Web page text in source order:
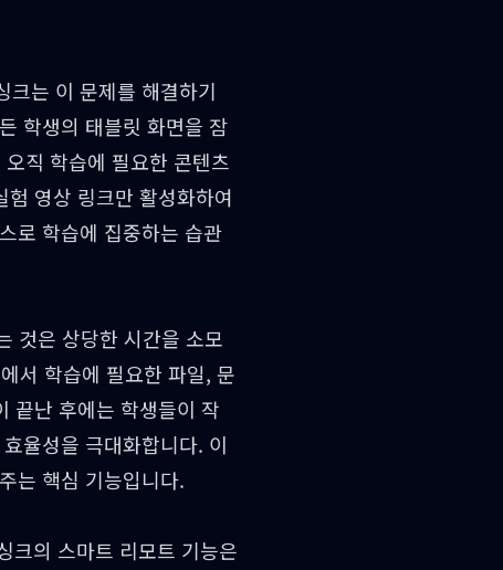
크는 이 문제를 해결하기
학생의 태블릿 화면을 잠
직 학습에 필요한 콘텐츠
영상 링크만 활성화하여
로 학습에 집중하는 습관
것은 상당한 시간을 소모
서 학습에 필요한 파일, 문
끝난 후에는 학생들이 작
율성을 극대화합니다. 이
는 핵심 기능입니다.
크의 스마트 리모트 기능은